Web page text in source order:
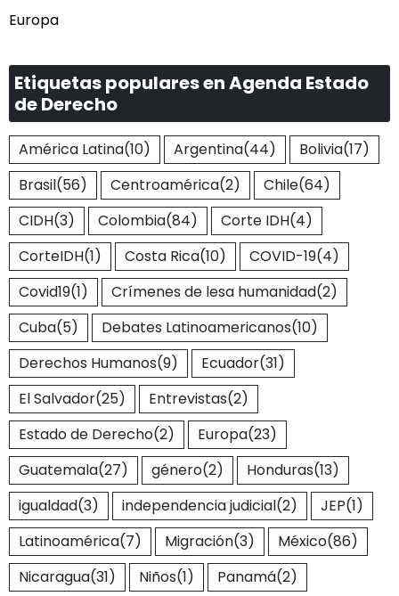
Europa
Etiquetas populares en Agenda Estado
de Derecho
América Latina(10) Argentina(44) Bolivia(17)
Brasil(56) Centroamérica(2) Chile(64)
CIDH(3) Colombia(84) Corte IDH(4)
CorteIDH(1) Costa Rica(10) COVID-19(4)
Covid19(1) Crímenes de lesa humanidad(2)
Cuba(5) Debates Latinoamericanos(10)
Derechos Humanos(9) Ecuador(31)
El Salvador(25) Entrevistas(2)
Estado de Derecho(2) Europa(23)
Guatemala(27) género(2) Honduras(13)
igualdad(3) independencia judicial(2) JEP(1)
Latinoamérica(7) Migración(3) México(86)
Nicaragua(31) Niños(1) Panamá(2)